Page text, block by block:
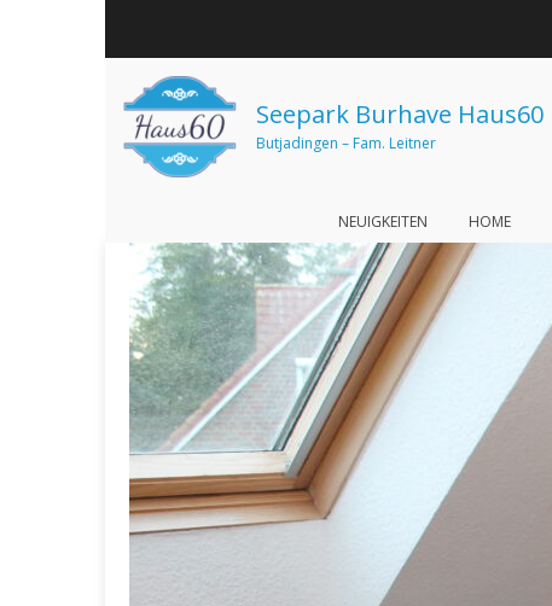
Zurück
Inhalt
Seepark Burhave Haus60
Butjadingen – Fam. Leitner
NEUIGKEITEN HOME